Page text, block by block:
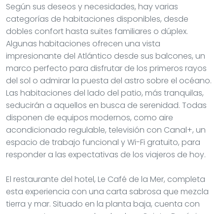
Según sus deseos y necesidades, hay varias
categorías de habitaciones disponibles, desde
dobles confort hasta suites familiares o dúplex.
Algunas habitaciones ofrecen una vista
impresionante del Atlántico desde sus balcones, un
marco perfecto para disfrutar de los primeros rayos
del sol o admirar la puesta del astro sobre el océano.
Las habitaciones del lado del patio, más tranquilas,
seducirán a aquellos en busca de serenidad. Todas
disponen de equipos modernos, como aire
acondicionado regulable, televisión con Canal+, un
espacio de trabajo funcional y Wi-Fi gratuito, para
responder a las expectativas de los viajeros de hoy.
El restaurante del hotel, Le Café de la Mer, completa
esta experiencia con una carta sabrosa que mezcla
tierra y mar. Situado en la planta baja, cuenta con